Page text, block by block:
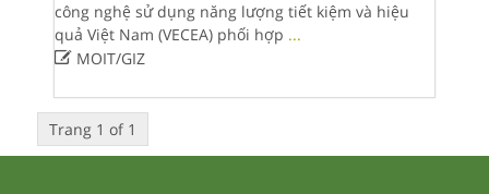
công nghệ sử dụng năng lượng tiết kiệm và hiệu
quả Việt Nam (VECEA) phối hợp ...
MOIT/GIZ
Trang 1 of 1